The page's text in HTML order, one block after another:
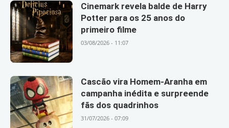
Cinemark revela balde de Harry
Potter para os 25 anos do
primeiro filme
03/08/2026 - 11:07
Cascão vira Homem-Aranha em
campanha inédita e surpreende
fãs dos quadrinhos
31/07/2026 - 07:09